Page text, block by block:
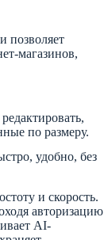
позволяет
магазинов,
по размеру.
удобно, без
и скорость.
авторизацию
AI-